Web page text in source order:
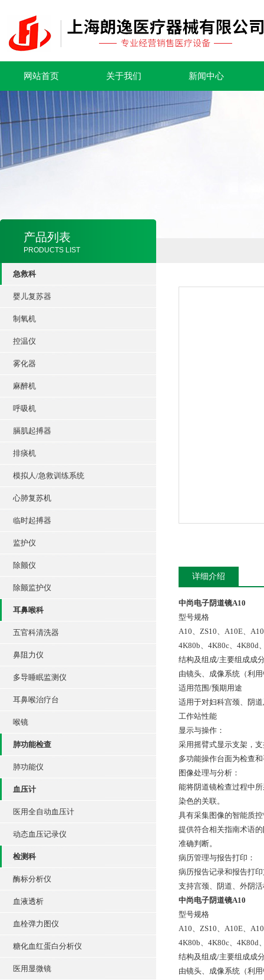
网站首页 关于我们 新闻中心
产品列表
PRODUCTS LIST
急救科
婴儿复苏器
制氧机
控温仪
雾化器
麻醉机
呼吸机
膈肌起搏器
排痰机
模拟人/急救训练系统
心肺复苏机
临时起搏器
监护仪
除颤仪
除颤监护仪
耳鼻喉科
五官科清洗器
鼻阻力仪
多导睡眠监测仪
耳鼻喉治疗台
喉镜
肺功能检查
肺功能仪
血压计
医用全自动血压计
动态血压记录仪
检测科
酶标分析仪
血液透析
血栓弹力图仪
糖化血红蛋白分析仪
医用显微镜
详细介绍
中尚电子阴道镜A10
型号规格
A10、ZS10、A10E、
4K80b、4K80c、4K80d
结构及组成/主要组成成
由镜头、成像系统（利
适用范围/预期用途
适用于对妇科宫颈、阴
工作站性能
显示与操作：
采用摇臂式显示支架，
多功能操作台面为检查
图像处理与分析：
能将阴道镜检查过程中
染色的关联。
具有采集图像的智能质
提供符合相关指南术语
准确判断。
病历管理与报告打印：
病历报告记录和报告打
支持宫颈、阴道、外阴
中尚电子阴道镜A10
型号规格
A10、ZS10、A10E、
4K80b、4K80c、4K80d
结构及组成/主要组成成
由镜头、成像系统（利